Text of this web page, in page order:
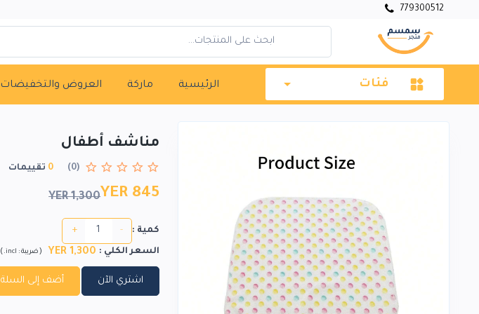
779300512
فئات الرئيسية ماركة العروض والتخفيضات
مناشف أطفال
(0)
0 تقييمات
YER 845
YER 1,300
كمية : -
+
السعر الكلي :
1,300 YER
(ضريبة : incl.
)
اشتري الآن أضف إلى السلة